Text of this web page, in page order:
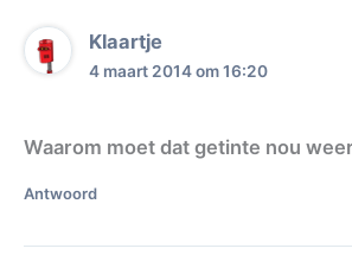
Klaartje
4 maart 2014 om 16:20
Waarom moet dat getinte nou
Antwoord